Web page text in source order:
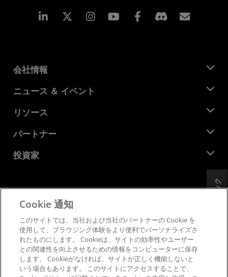
フィードバック
Linkedin Instagram Facebook
会社情報
AMD について
企業責任
キャリア
お問い合わせ
ニュース ＆ イベント
ニュースルーム
メディア ライブラリ
リソース
デベロッパー セントラル
ケース スタディ
パートナー
AMD パートナー ハブ
投資家
財務情報
取締役会
SEC 提出書類
プライバシー
商標
サプライ チェーンの透明性
公正でオープンな競争
英国税務戦略
Cookie 通知
このサイトでは、当社および当社のパートナーの Cookie を
使用して、ブラウジング体験をより便利でパーソナライズさ
れたものにします。 Cookieは、サイトの効率性やユーザー
との関連性を向上させるための情報をコンピューターに保存
します。 Cookieがなければ、サイトが正しく機能しないと
いう場合もあります。 このサイトにアクセスすることで、